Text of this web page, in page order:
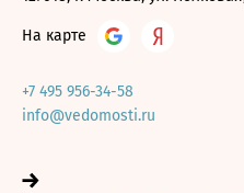
На карте
+7 495 956-34-58
info@vedomosti.ru